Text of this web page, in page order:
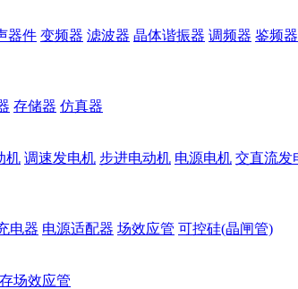
器件 变频器 滤波器 晶体谐振器 调频器 鉴频器
存储器 仿真器
机 调速发电机 步进电动机 电源电机 交直流发
电器 电源适配器 场效应管 可控硅(晶闸管)
场效应管